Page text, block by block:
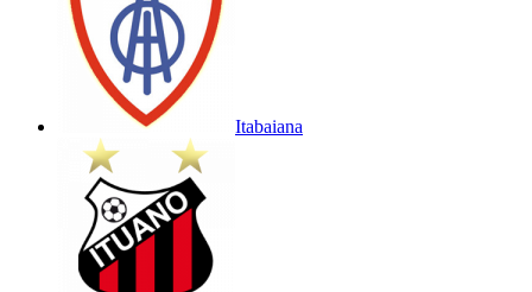
Itabaiana